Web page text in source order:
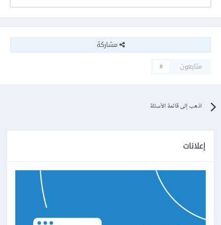
مشاركة
متابعون
0
اذهب إلى قائمة الأسئلة
إعلانات